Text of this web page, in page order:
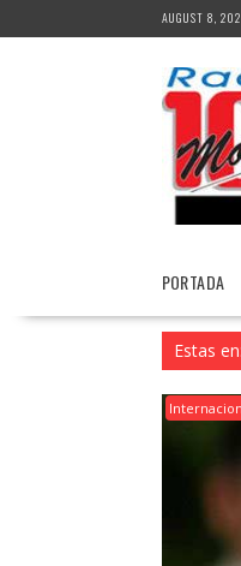
to
AUGUST 8,
PORTADA
Estas en: